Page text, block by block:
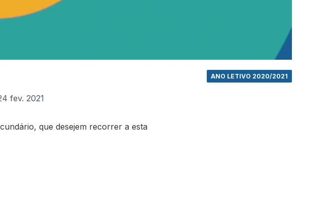
fev. 2021
ANO LETIVO 2020/2021
que desejem recorrer a esta